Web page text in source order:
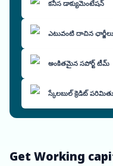
కనీస డాక్యుమెంటేషన్
ఎటువంటి దాచిన
అంకితమైన సపోర్ట్ టీమ్
స్కేలబుల్ క్రెడిట్
Get Working